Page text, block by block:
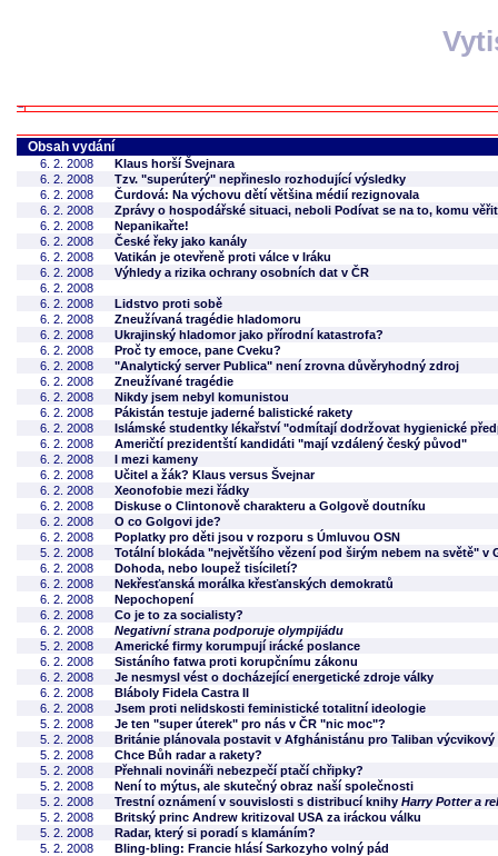
Obsah vydání
6. 2. 2008
Klaus horší Švejnara
6. 2. 2008
Tzv. "superúterý" nepřineslo rozhodující výsledky
6. 2. 2008
Čurdová: Na výchovu dětí většina médií rezignovala
6. 2. 2008
Zprávy o hospodářské situaci, neboli Podívat se na to, komu věřit
6. 2. 2008
Nepanikařte!
6. 2. 2008
České řeky jako kanály
6. 2. 2008
Vatikán je otevřeně proti válce v Iráku
6. 2. 2008
Výhledy a rizika ochrany osobních dat v ČR
6. 2. 2008
6. 2. 2008
Lidstvo proti sobě
6. 2. 2008
Zneužívaná tragédie hladomoru
6. 2. 2008
Ukrajinský hladomor jako přírodní katastrofa?
6. 2. 2008
Proč ty emoce, pane Cveku?
6. 2. 2008
"Analytický server Publica" není zrovna důvěryhodný zdroj
6. 2. 2008
Zneužívané tragédie
6. 2. 2008
Nikdy jsem nebyl komunistou
6. 2. 2008
Pákistán testuje jaderné balistické rakety
6. 2. 2008
Islámské studentky lékařství "odmítají dodržovat hygienické
6. 2. 2008
Američtí prezidentští kandidáti "mají vzdálený český původ"
6. 2. 2008
I mezi kameny
6. 2. 2008
Učitel a žák? Klaus versus Švejnar
6. 2. 2008
Xeonofobie mezi řádky
6. 2. 2008
Diskuse o Clintonově charakteru a Golgově doutníku
6. 2. 2008
O co Golgovi jde?
6. 2. 2008
Poplatky pro děti jsou v rozporu s Úmluvou OSN
5. 2. 2008
Totální blokáda "největšího vězení pod širým nebem na světě" v
6. 2. 2008
Dohoda, nebo loupež tisíciletí?
6. 2. 2008
Nekřesťanská morálka křesťanských demokratů
6. 2. 2008
Nepochopení
6. 2. 2008
Co je to za socialisty?
6. 2. 2008
Negativní strana podporuje olympijádu
5. 2. 2008
Americké firmy korumpují irácké poslance
6. 2. 2008
Sistáního fatwa proti korupčnímu zákonu
6. 2. 2008
Je nesmysl vést o docházející energetické zdroje války
6. 2. 2008
Bláboly Fidela Castra II
6. 2. 2008
Jsem proti nelidskosti feministické totalitní ideologie
5. 2. 2008
Je ten "super úterek" pro nás v ČR "nic moc"?
5. 2. 2008
Británie plánovala postavit v Afghánistánu pro Taliban výcvikový
5. 2. 2008
Chce Bůh radar a rakety?
5. 2. 2008
Přehnali novináři nebezpečí ptačí chřipky?
5. 2. 2008
Není to mýtus, ale skutečný obraz naší společnosti
5. 2. 2008
Trestní oznámení v souvislosti s distribucí knihy Harry Potter a
5. 2. 2008
Britský princ Andrew kritizoval USA za iráckou válku
5. 2. 2008
Radar, který si poradí s klamáním?
5. 2. 2008
Bling-bling: Francie hlásí Sarkozyho volný pád